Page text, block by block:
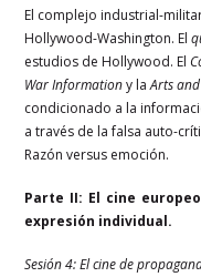
El complejo industrial-
Hollywood-Washington. El
estudios de Hollywood. El
War Informationy laArts
condicionado a la
a través de la falsa auto-
Razón versus emoción.
Parte II: El cine
expresión individual.
Sesión 4: El cine de